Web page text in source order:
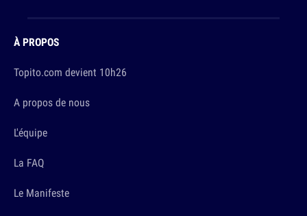
À PROPOS
Topito.com devient 10h26
A propos de nous
L'équipe
La FAQ
Le Manifeste